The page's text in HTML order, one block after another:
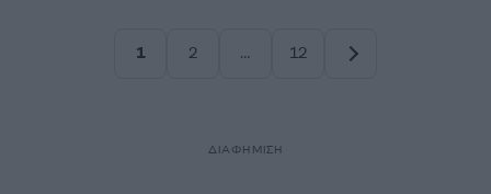
1
2
…
12
ΔΙΑΦΗΜΙΣΗ